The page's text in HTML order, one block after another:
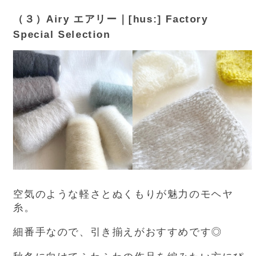
（３）Airy エアリー｜[hus:] Factory
Special Selection
空気のような軽さとぬくもりが魅力のモヘヤ
糸。
細番手なので、引き揃えがおすすめです◎